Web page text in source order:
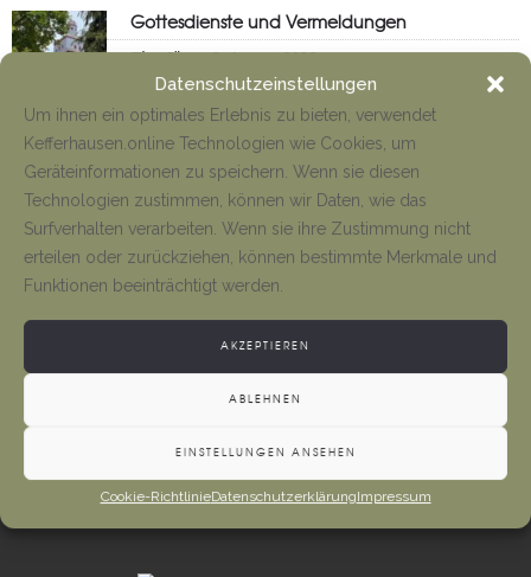
Datenschutzeinstellungen
Um ihnen ein optimales Erlebnis zu bieten, verwendet
Kefferhausen.online Technologien wie Cookies, um
Geräteinformationen zu speichern. Wenn sie diesen
Technologien zustimmen, können wir Daten, wie das
Surfverhalten verarbeiten. Wenn sie ihre Zustimmung nicht
erteilen oder zurückziehen, können bestimmte Merkmale und
Funktionen beeinträchtigt werden.
AKZEPTIEREN
ABLEHNEN
EINSTELLUNGEN ANSEHEN
Cookie-RichtlinieDatenschutzerklärungImpressum
Gottesdienste und Vermeldungen
Tino Jäger 8. August 2026
Anfahrt Cyriakuswallfahrt
Neueröffnung Gaststätte
Tino Jäger 1. August 2026